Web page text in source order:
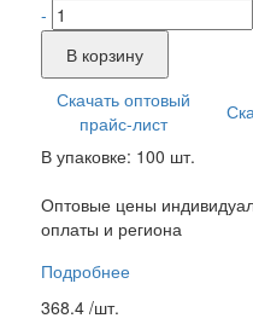
-
В корзину
Скачать оптовый
прайс-лист
В упаковке: 100 шт.
Оптовые цены
оплаты и региона
Подробнее
368.4 /шт.